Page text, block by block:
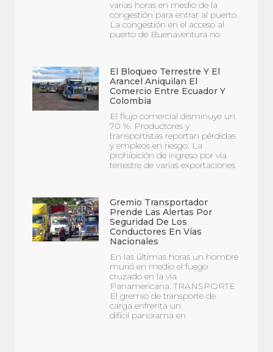
varias horas en medio de la
congestión para entrar al puerto.
La congestión en el acceso al
puerto de Buenaventura no
El Bloqueo Terrestre Y El
Arancel Aniquilan El
Comercio Entre Ecuador Y
Colombia
El flujo comercial disminuye un
70 %. Productores y
transportistas reportan pérdidas
y empleos en riesgo. La
prohibición de ingreso por vía
terrestre de varias exportaciones
Gremio Transportador
Prende Las Alertas Por
Seguridad De Los
Conductores En Vías
Nacionales
En las últimas horas un hombre
murió en medio el fuego
cruzado en la vía
Panamericana. TRANSPORTE
El gremio de transporte de
carga enfrenta un
difícil panorama en